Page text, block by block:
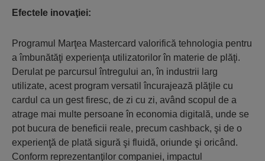
Efectele inovaţiei:
Programul Marţea Mastercard valorifică tehnologia pentru
a îmbunătăţi experienţa utilizatorilor în materie de plăţi.
Derulat pe parcursul întregului an, în industrii larg
utilizate, acest program versatil încurajează plăţile cu
cardul ca un gest firesc, de zi cu zi, având scopul de a
atrage mai multe persoane în economia digitală, unde se
pot bucura de beneficii reale, precum cashback, şi de o
experienţă de plată sigură şi fluidă, oriunde şi oricând.
Conform reprezentanţilor companiei, impactul